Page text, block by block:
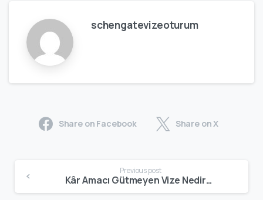
schengatevizeoturum
Share on Facebook Share on X
Previous post
Kâr Amacı Gütmeyen Vize Nedir? Çalışmadan Avrupa’da Yaşama Rehberi – 2026